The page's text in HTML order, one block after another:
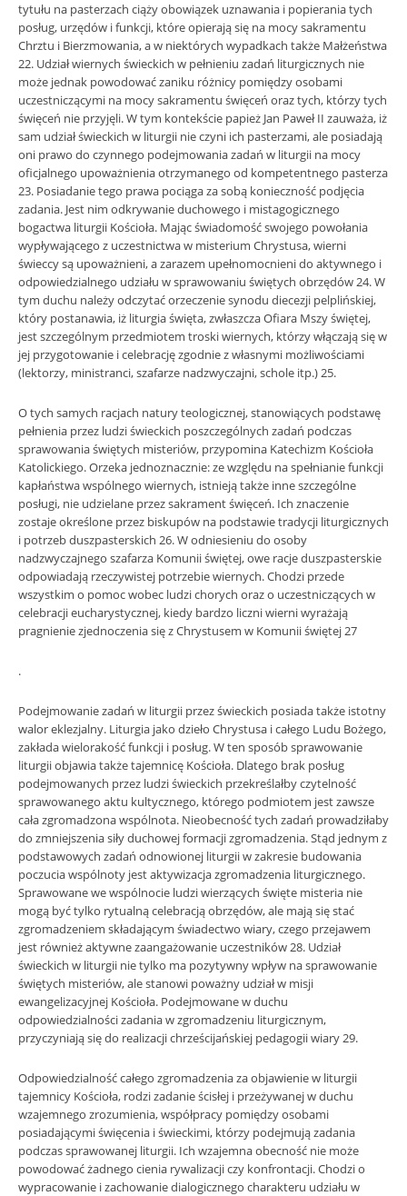
tytułu na pasterzach ciąży obowiązek uznawania i popierania tych
posług, urzędów i funkcji, które opierają się na mocy sakramentu
Chrztu i Bierzmowania, a w niektórych wypadkach także Małżeństwa
22. Udział wiernych świeckich w pełnieniu zadań liturgicznych nie
może jednak powodować zaniku różnicy pomiędzy osobami
uczestniczącymi na mocy sakramentu święceń oraz tych, którzy tych
święceń nie przyjęli. W tym kontekście papież Jan Paweł II zauważa, iż
sam udział świeckich w liturgii nie czyni ich pasterzami, ale posiadają
oni prawo do czynnego podejmowania zadań w liturgii na mocy
oficjalnego upoważnienia otrzymanego od kompetentnego pasterza
23. Posiadanie tego prawa pociąga za sobą konieczność podjęcia
zadania. Jest nim odkrywanie duchowego i mistagogicznego
bogactwa liturgii Kościoła. Mając świadomość swojego powołania
wypływającego z uczestnictwa w misterium Chrystusa, wierni
świeccy są upoważnieni, a zarazem upełnomocnieni do aktywnego i
odpowiedzialnego udziału w sprawowaniu świętych obrzędów 24. W
tym duchu należy odczytać orzeczenie synodu diecezji pelplińskiej,
który postanawia, iż liturgia święta, zwłaszcza Ofiara Mszy świętej,
jest szczególnym przedmiotem troski wiernych, którzy włączają się w
jej przygotowanie i celebrację zgodnie z własnymi możliwościami
(lektorzy, ministranci, szafarze nadzwyczajni, schole itp.) 25.
O tych samych racjach natury teologicznej, stanowiących podstawę
pełnienia przez ludzi świeckich poszczególnych zadań podczas
sprawowania świętych misteriów, przypomina Katechizm Kościoła
Katolickiego. Orzeka jednoznacznie: ze względu na spełnianie funkcji
kapłaństwa wspólnego wiernych, istnieją także inne szczególne
posługi, nie udzielane przez sakrament święceń. Ich znaczenie
zostaje określone przez biskupów na podstawie tradycji liturgicznych
i potrzeb duszpasterskich 26. W odniesieniu do osoby
nadzwyczajnego szafarza Komunii świętej, owe racje duszpasterskie
odpowiadają rzeczywistej potrzebie wiernych. Chodzi przede
wszystkim o pomoc wobec ludzi chorych oraz o uczestniczących w
celebracji eucharystycznej, kiedy bardzo liczni wierni wyrażają
pragnienie zjednoczenia się z Chrystusem w Komunii świętej 27
.
Podejmowanie zadań w liturgii przez świeckich posiada także istotny
walor eklezjalny. Liturgia jako dzieło Chrystusa i całego Ludu Bożego,
zakłada wielorakość funkcji i posług. W ten sposób sprawowanie
liturgii objawia także tajemnicę Kościoła. Dlatego brak posług
podejmowanych przez ludzi świeckich przekreślałby czytelność
sprawowanego aktu kultycznego, którego podmiotem jest zawsze
cała zgromadzona wspólnota. Nieobecność tych zadań prowadziłaby
do zmniejszenia siły duchowej formacji zgromadzenia. Stąd jednym z
podstawowych zadań odnowionej liturgii w zakresie budowania
poczucia wspólnoty jest aktywizacja zgromadzenia liturgicznego.
Sprawowane we wspólnocie ludzi wierzących święte misteria nie
mogą być tylko rytualną celebracją obrzędów, ale mają się stać
zgromadzeniem składającym świadectwo wiary, czego przejawem
jest również aktywne zaangażowanie uczestników 28. Udział
świeckich w liturgii nie tylko ma pozytywny wpływ na sprawowanie
świętych misteriów, ale stanowi poważny udział w misji
ewangelizacyjnej Kościoła. Podejmowane w duchu
odpowiedzialności zadania w zgromadzeniu liturgicznym,
przyczyniają się do realizacji chrześcijańskiej pedagogii wiary 29.
Odpowiedzialność całego zgromadzenia za objawienie w liturgii
tajemnicy Kościoła, rodzi zadanie ścisłej i przeżywanej w duchu
wzajemnego zrozumienia, współpracy pomiędzy osobami
posiadającymi święcenia i świeckimi, którzy podejmują zadania
podczas sprawowanej liturgii. Ich wzajemna obecność nie może
powodować żadnego cienia rywalizacji czy konfrontacji. Chodzi o
wypracowanie i zachowanie dialogicznego charakteru udziału w